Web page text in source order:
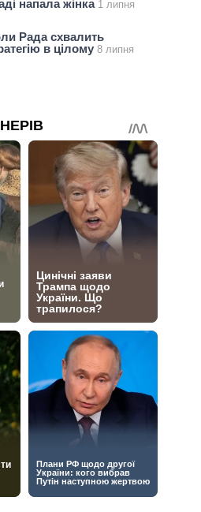
напала жінка 1 липня
Рада схвалить
в цілому 8 липня